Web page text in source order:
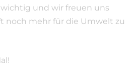
und wir freuen uns
noch mehr für die Umwelt zu